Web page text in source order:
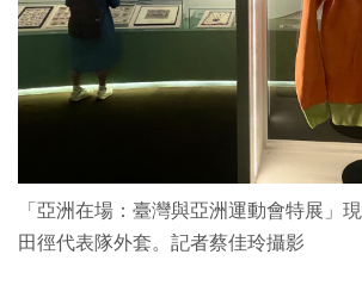
「亞洲在場：臺灣與亞洲運動會特展」
田徑代表隊外套。記者蔡佳玲攝影